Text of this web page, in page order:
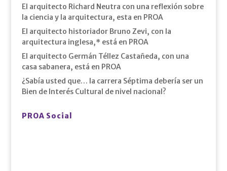
El arquitecto Richard Neutra con una reflexión sobre
la ciencia y la arquitectura, esta en PROA
El arquitecto historiador Bruno Zevi, con la
arquitectura inglesa,* está en PROA
El arquitecto Germán Téllez Castañeda, con una
casa sabanera, está en PROA
¿Sabía usted que… la carrera Séptima debería ser un
Bien de Interés Cultural de nivel nacional?
PROA Social